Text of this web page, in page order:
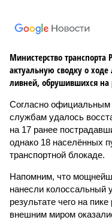
Министерство транспорта
актуальную сводку о
ливней, обрушившихся на
Согласно
службам удалось
на 17 ранее
однако 18 населённых
транспортной блокаде.
Напомним, что
нанесли колоссальный
результате чего на
внешним миром